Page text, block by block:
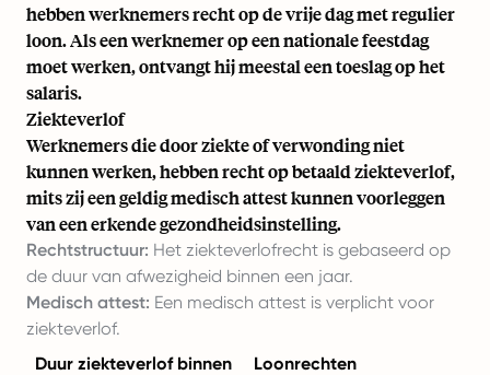
hebben werknemers recht op de vrije dag met regulier
loon. Als een werknemer op een nationale feestdag
moet werken, ontvangt hij meestal een toeslag op het
salaris.
Ziekteverlof
Werknemers die door ziekte of verwonding niet
kunnen werken, hebben recht op betaald ziekteverlof,
mits zij een geldig medisch attest kunnen voorleggen
van een erkende gezondheidsinstelling.
Rechtstructuur: Het ziekteverlofrecht is gebaseerd op
de duur van afwezigheid binnen een jaar.
Medisch attest: Een medisch attest is verplicht voor
ziekteverlof.
Duur ziekteverlof binnen
Loonrechten